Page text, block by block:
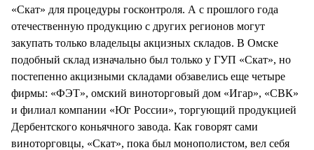
«Скат» для процедуры госконтроля. А с прошлого года
отечественную продукцию с других регионов могут
закупать только владельцы акцизных складов. В Омске
подобный склад изначально был только у ГУП «Скат», но
постепенно акцизными складами обзавелись еще четыре
фирмы: «ФЭТ», омский виноторговый дом «Игар», «СВК»
и филиал компании «Юг России», торгующий продукцией
Дербентского коньячного завода. Как говорят сами
виноторговцы, «Скат», пока был монополистом, вел себя